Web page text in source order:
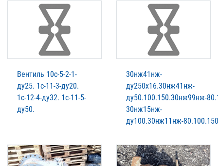
Вентиль 10с-5-2-1-
ду25. 1с-11-3-ду20.
1с-12-4-ду32. 1с-11-5-
ду50.
30нж41нж-
ду250х16.30нж41нж-
ду50.100.150.30нж99нж-
30нж15нж-
ду100.30нж11нж-